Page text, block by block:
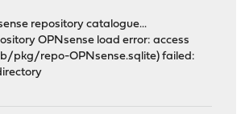
repository catalogue...
OPNsense load error: access
pkg/repo-OPNsense.sqlite) failed: